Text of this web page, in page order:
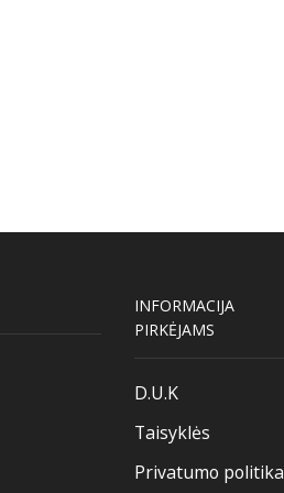
INFORMACIJA
PIRKĖJAMS
D.U.K
Taisyklės
Privatumo politika